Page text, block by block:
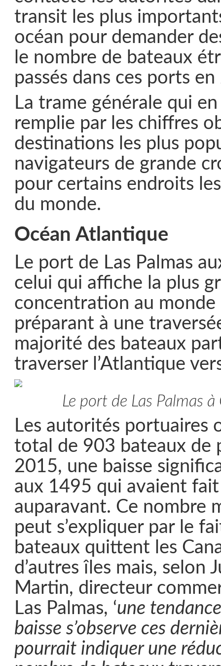
transit les plus
océan pour demander
le nombre de bateaux
passés dans ces ports
La trame générale qui
remplie par les chiffres
destinations les plus
navigateurs de grande
pour certains endroits
du monde.
Océan Atlantique
Le port de Las Palmas
celui qui affiche la plus
concentration au monde
préparant à une
majorité des bateaux
traverser l’Atlantique
Le port de Las Palmas
Les autorités portuaires
total de 903 bateaux de
2015, une baisse
aux 1495 qui avaient fait
auparavant. Ce nombre
peut s’expliquer par le
bateaux quittent les
d’autres îles mais, selon
Martin, directeur
Las Palmas, ‘une
baisse s’observe ces
pourrait indiquer une